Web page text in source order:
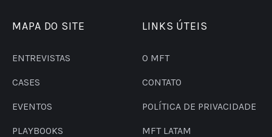
MAPA DO SITE
ENTREVISTAS
CASES
EVENTOS
PLAYBOOKS
LINKS ÚTEIS
O MFT
CONTATO
POLÍTICA DE PRIVACIDADE
MFT LATAM